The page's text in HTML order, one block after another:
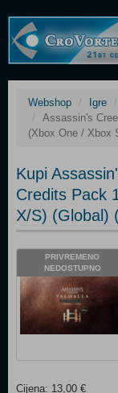
Webshop Igre
Assassin's
(Xbox One / Xbox
Kupi
Credits Pack
X/S) (Global)
PRIVREMENO
NEDOSTUPNO
Cijena: 13,00 €